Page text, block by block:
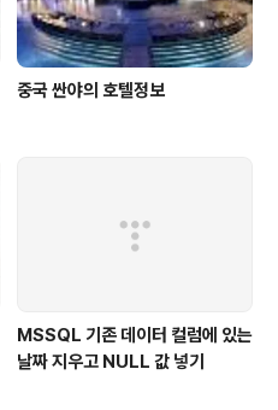
중국 싼야의 호텔정보
MSSQL 기존 데이터 컬럼에 있는
날짜 지우고 NULL 값 넣기